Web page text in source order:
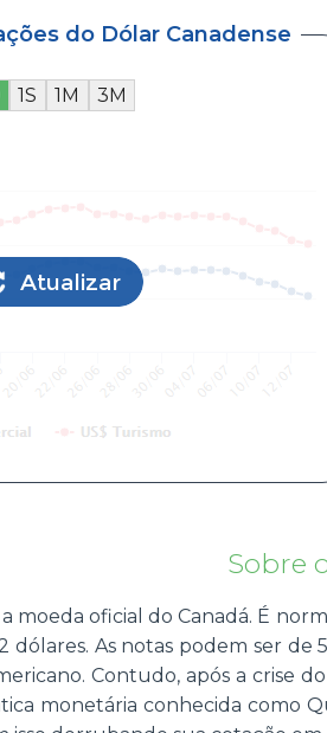
do Dólar Canadense
1S 1M 3M
Sobre
moeda oficial do Canadá. É
dólares. As notas podem ser de
Contudo, após a crise
monetária conhecida como